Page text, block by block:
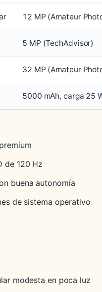
12 MP (Amateur
5 MP (TechAdvisor)
32 MP (Amateur
5000 mAh, carga 25
de 120 Hz
buena autonomía
de sistema operativo
modesta en poca luz